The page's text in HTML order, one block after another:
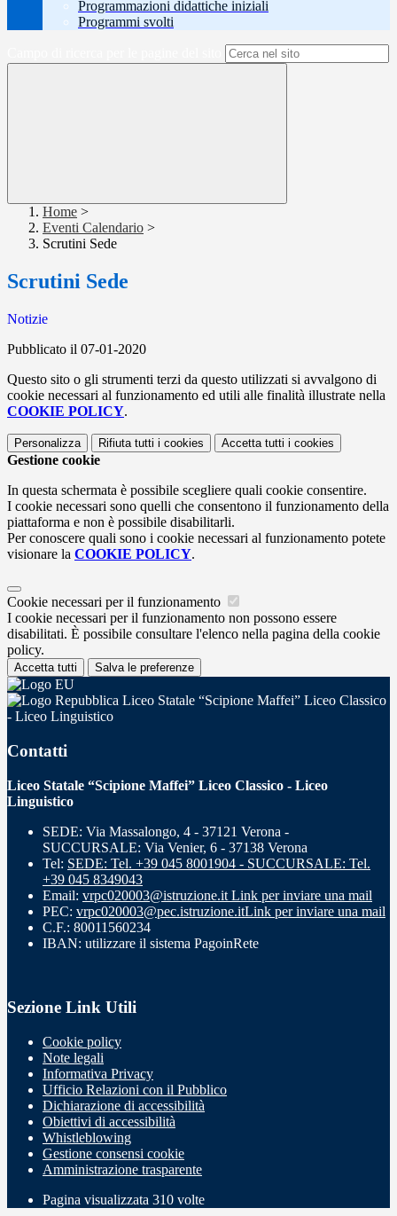
Programmazioni didattiche iniziali
Programmi svolti
Home >
Eventi Calendario >
Scrutini Sede
Scrutini Sede
Notizie
Pubblicato il 07-01-2020
Questo sito o gli strumenti terzi da questo utilizzati si avvalgono di
cookie necessari al funzionamento ed utili alle finalità illustrate nella
COOKIE POLICY.
Personalizza Rifiuta tutti i cookies Accetta tutti i cookies
Gestione cookie
In questa schermata è possibile scegliere quali cookie consentire.
I cookie necessari sono quelli che consentono il funzionamento della
piattaforma e non è possibile disabilitarli.
Per conoscere quali sono i cookie necessari al funzionamento potete
visionare la COOKIE POLICY.
Cookie necessari per il funzionamento
I cookie necessari per il funzionamento non possono essere
disabilitati. È possibile consultare l'elenco nella pagina della cookie
policy.
Accetta tutti Salva le preferenze
Liceo Statale “Scipione Maffei” Liceo Classico
- Liceo Linguistico
Contatti
Liceo Statale “Scipione Maffei” Liceo Classico - Liceo
Linguistico
SEDE: Via Massalongo, 4 - 37121 Verona -
SUCCURSALE: Via Venier, 6 - 37138 Verona
Tel: SEDE: Tel. +39 045 8001904 - SUCCURSALE: Tel.
+39 045 8349043
Email: vrpc020003@istruzione.it Link per inviare una mail
PEC: vrpc020003@pec.istruzione.itLink per inviare una mail
C.F.: 80011560234
IBAN: utilizzare il sistema PagoinRete
Sezione Link Utili
Cookie policy
Note legali
Informativa Privacy
Ufficio Relazioni con il Pubblico
Dichiarazione di accessibilità
Obiettivi di accessibilità
Whistleblowing
Gestione consensi cookie
Amministrazione trasparente
Pagina visualizzata 310 volte